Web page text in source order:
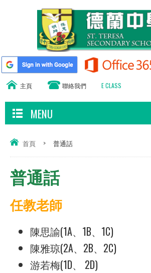
主頁 聯絡我們 E CLASS
MENU
首頁 > 普通話
普通話
任教老師
陳思諭(1A、1B、1C)
陳雅琼(2A、2B、2C)
游若梅(1D、 2D)